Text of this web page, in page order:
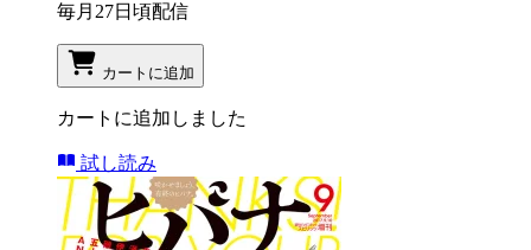
毎月27日頃配信
カートに追加
カートに追加しました
試し読み